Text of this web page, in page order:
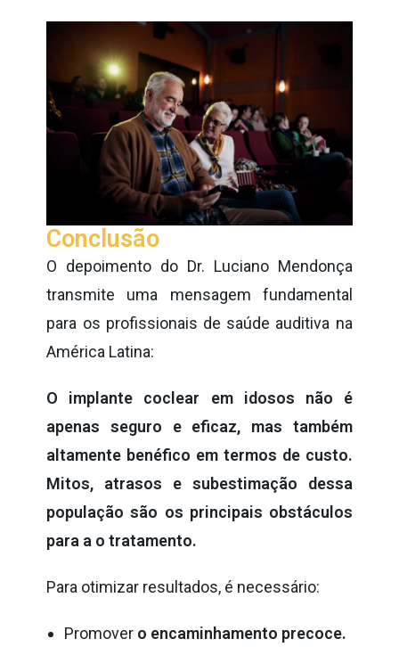
Conclusão
O depoimento do Dr. Luciano Mendonça
transmite uma mensagem fundamental
para os profissionais de saúde auditiva na
América Latina:
O implante coclear em idosos não é
apenas seguro e eficaz, mas também
altamente benéfico em termos de custo.
Mitos, atrasos e subestimação dessa
população são os principais obstáculos
para a o tratamento.
Para otimizar resultados, é necessário:
Promover o encaminhamento precoce.